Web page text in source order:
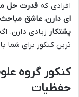
افرادی که قدرت حل
ای دارن،عاشق
پشتکار زیادی دارن.
ترین کنکور برای شما
کنکور گروه
حفظیات